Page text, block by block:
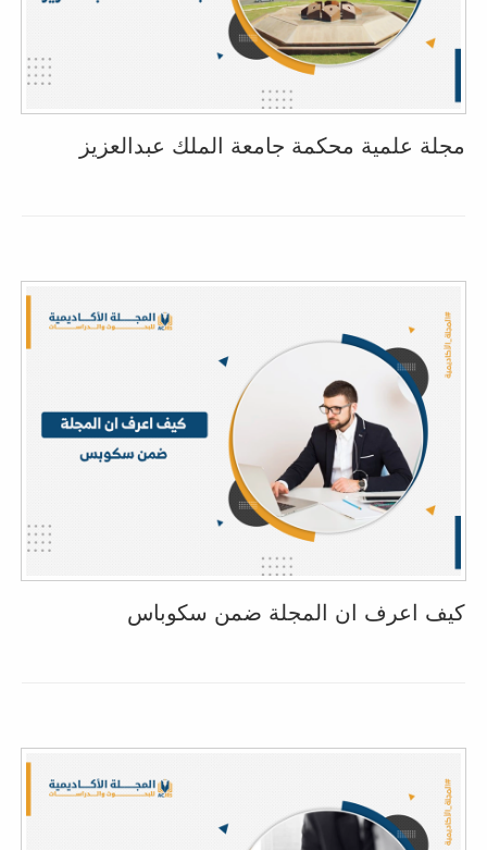
مجلة علمية محكمة جامعة الملك عبدالعزيز
كيف اعرف ان المجلة ضمن سكوباس